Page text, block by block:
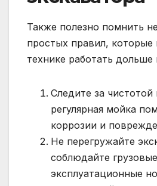
Также полезно помнить
простых правил, которые
технике работать
Следите за
регулярная мойка
коррозии и
Не перегружайте
соблюдайте
эксплуатационные